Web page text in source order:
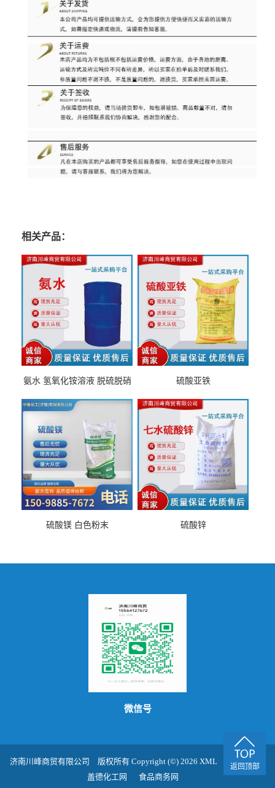
相关产品：
氨水 氢氧化铵溶液 脱硫脱硝 硫酸亚铁
硫酸镁 白色粉末 硫酸锌
微信号
济南川峰商贸有限公司 版权所有 Copyright (©) 2026 XML
技术支持：
盖德化工网
食品商务网
返回顶部